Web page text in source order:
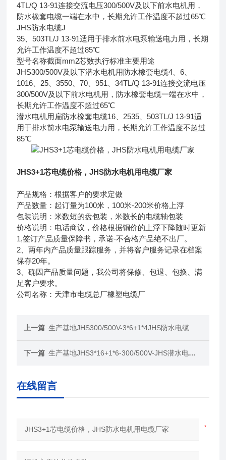
4TL/Q 13-91连接交流电压300/500V及以下前水电机用，
防水橡套电缆一端在水中，长期允许工作温度不超过65℃
JHS防水电缆J
35、503TL/J 13-91适用于排水前水电泵输送电力用，长期
允许工作温度不超过85℃
型号名称截面mm2芯数执行标准主要用途
JHS300/500V及以下潜水电机用防水橡套电缆4、6、
1016、25、3550、70、951、34TL/Q 13-91连接交流电压
300/500V及以下前水电机用，防水橡套电缆一端在水中，
长期允许工作温度不超过65℃
潜水电机用扁防水橡套电缆16、2535、503TL/J 13-91适
用于排水前水电泵输送电力用，长期允许工作温度不超过
85℃
JHS3+1芯电缆价格，JHS防水电机用电缆厂家
产品规格：根据客户的要求定做
产品数量：起订量为100米，100米-200米价格上浮
包装说明：米数短的盘包装，米数长的电缆轴包装
价格说明：电话商议，价格根据铜价的上浮下降随时更新
1,签订产品质量保障书，承诺-不合格产品绝不出厂。
2、两年内产品质量跟踪服务，并将客户服务记录在档案
保存20年。
3、确因产品质量问题，我公司将保修、包退、包换、满
足客户要求。
公司名称：天津市电缆总厂橡塑电缆厂
上一篇 生产基地JHS300/500V-3*6+1*4JHS防水电缆
下一篇 生产基地JHS3*16+1*6-300/500V-JHS潜水电机用电缆
在线留言